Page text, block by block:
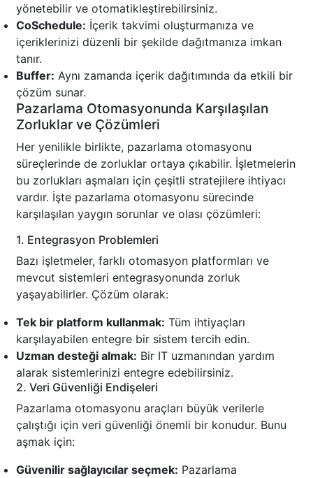
yönetebilir ve otomatikleştirebilirsiniz.
CoSchedule: İçerik takvimi oluşturmanıza ve
içeriklerinizi düzenli bir şekilde dağıtmanıza imkan
tanır.
Buffer: Aynı zamanda içerik dağıtımında da etkili bir
çözüm sunar.
Pazarlama Otomasyonunda Karşılaşılan
Zorluklar ve Çözümleri
Her yenilikle birlikte, pazarlama otomasyonu
süreçlerinde de zorluklar ortaya çıkabilir. İşletmelerin
bu zorlukları aşmaları için çeşitli stratejilere ihtiyacı
vardır. İşte pazarlama otomasyonu sürecinde
karşılaşılan yaygın sorunlar ve olası çözümleri:
1. Entegrasyon Problemleri
Bazı işletmeler, farklı otomasyon platformları ve
mevcut sistemleri entegrasyonunda zorluk
yaşayabilirler. Çözüm olarak:
Tek bir platform kullanmak: Tüm ihtiyaçları
karşılayabilen entegre bir sistem tercih edin.
Uzman desteği almak: Bir IT uzmanından yardım
alarak sistemlerinizi entegre edebilirsiniz.
2. Veri Güvenliği Endişeleri
Pazarlama otomasyonu araçları büyük verilerle
çalıştığı için veri güvenliği önemli bir konudur. Bunu
aşmak için:
Güvenilir sağlayıcılar seçmek: Pazarlama